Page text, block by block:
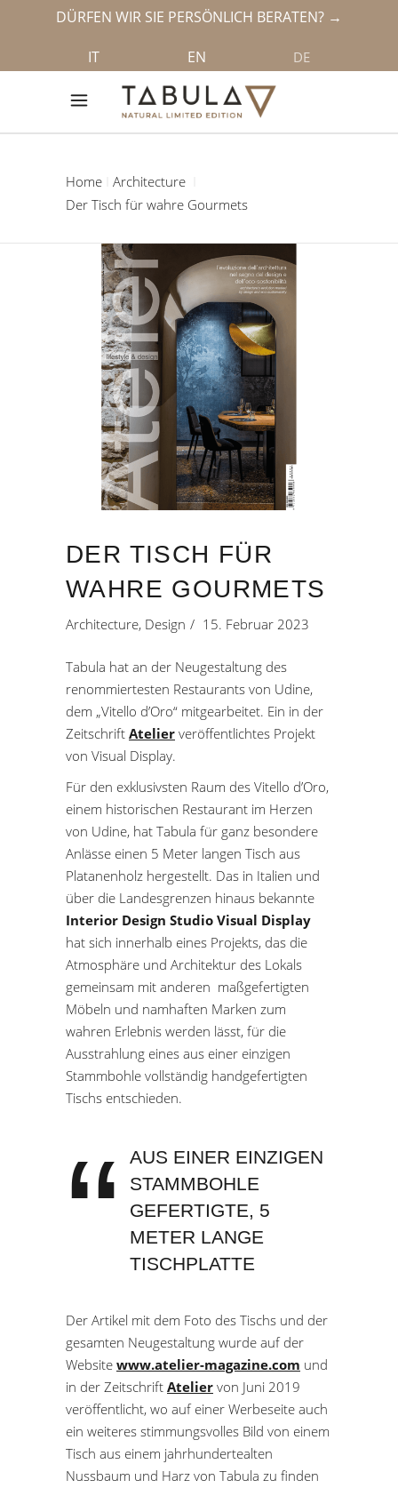
DÜRFEN WIR SIE PERSÖNLICH BERATEN? →
IT EN DE
Home Architecture
Der Tisch für wahre Gourmets
DER TISCH FÜR
WAHRE GOURMETS
Architecture, Design 15. Februar 2023
Tabula hat an der Neugestaltung des
renommiertesten Restaurants von Udine,
dem „Vitello d’Oro“ mitgearbeitet. Ein in der
Zeitschrift Atelier veröffentlichtes Projekt
von Visual Display.
Für den exklusivsten Raum des Vitello d’Oro,
einem historischen Restaurant im Herzen
von Udine, hat Tabula für ganz besondere
Anlässe einen 5 Meter langen Tisch aus
Platanenholz hergestellt. Das in Italien und
über die Landesgrenzen hinaus bekannte
Interior Design Studio Visual Display
hat sich innerhalb eines Projekts, das die
Atmosphäre und Architektur des Lokals
gemeinsam mit anderen maßgefertigten
Möbeln und namhaften Marken zum
wahren Erlebnis werden lässt, für die
Ausstrahlung eines aus einer einzigen
Stammbohle vollständig handgefertigten
Tischs entschieden.
AUS EINER EINZIGEN
STAMMBOHLE
GEFERTIGTE, 5
METER LANGE
TISCHPLATTE
Der Artikel mit dem Foto des Tischs und der
gesamten Neugestaltung wurde auf der
Website www.atelier-magazine.com und
in der Zeitschrift Atelier von Juni 2019
veröffentlicht, wo auf einer Werbeseite auch
ein weiteres stimmungsvolles Bild von einem
Tisch aus einem jahrhundertealten
Nussbaum und Harz von Tabula zu finden